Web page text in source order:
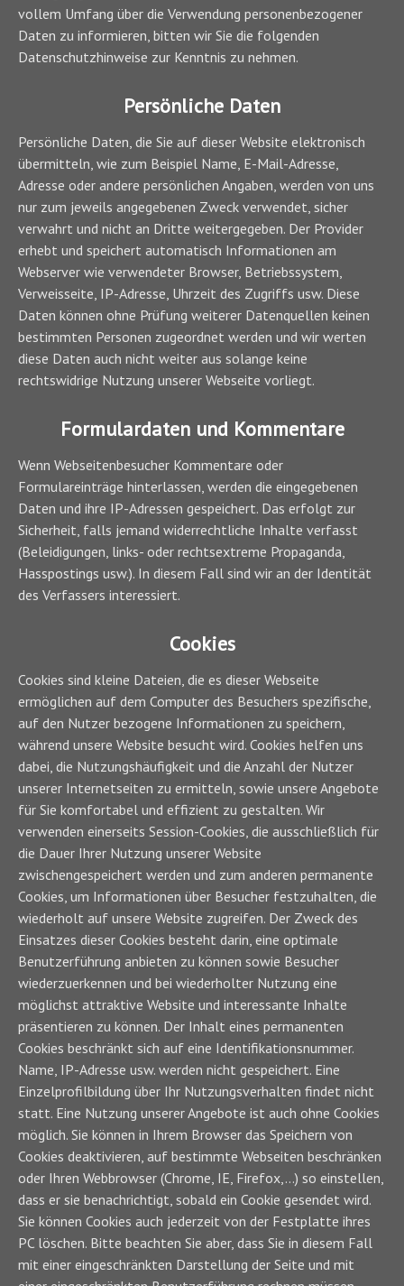
vollem Umfang über die Verwendung personenbezogener
Daten zu informieren, bitten wir Sie die folgenden
Datenschutzhinweise zur Kenntnis zu nehmen.
Persönliche Daten
Persönliche Daten, die Sie auf dieser Website elektronisch
übermitteln, wie zum Beispiel Name, E-Mail-Adresse,
Adresse oder andere persönlichen Angaben, werden von uns
nur zum jeweils angegebenen Zweck verwendet, sicher
verwahrt und nicht an Dritte weitergegeben. Der Provider
erhebt und speichert automatisch Informationen am
Webserver wie verwendeter Browser, Betriebssystem,
Verweisseite, IP-Adresse, Uhrzeit des Zugriffs usw. Diese
Daten können ohne Prüfung weiterer Datenquellen keinen
bestimmten Personen zugeordnet werden und wir werten
diese Daten auch nicht weiter aus solange keine
rechtswidrige Nutzung unserer Webseite vorliegt.
Formulardaten und Kommentare
Wenn Webseitenbesucher Kommentare oder
Formulareinträge hinterlassen, werden die eingegebenen
Daten und ihre IP-Adressen gespeichert. Das erfolgt zur
Sicherheit, falls jemand widerrechtliche Inhalte verfasst
(Beleidigungen, links- oder rechtsextreme Propaganda,
Hasspostings usw.). In diesem Fall sind wir an der Identität
des Verfassers interessiert.
Cookies
Cookies sind kleine Dateien, die es dieser Webseite
ermöglichen auf dem Computer des Besuchers spezifische,
auf den Nutzer bezogene Informationen zu speichern,
während unsere Website besucht wird. Cookies helfen uns
dabei, die Nutzungshäufigkeit und die Anzahl der Nutzer
unserer Internetseiten zu ermitteln, sowie unsere Angebote
für Sie komfortabel und effizient zu gestalten. Wir
verwenden einerseits Session-Cookies, die ausschließlich für
die Dauer Ihrer Nutzung unserer Website
zwischengespeichert werden und zum anderen permanente
Cookies, um Informationen über Besucher festzuhalten, die
wiederholt auf unsere Website zugreifen. Der Zweck des
Einsatzes dieser Cookies besteht darin, eine optimale
Benutzerführung anbieten zu können sowie Besucher
wiederzuerkennen und bei wiederholter Nutzung eine
möglichst attraktive Website und interessante Inhalte
präsentieren zu können. Der Inhalt eines permanenten
Cookies beschränkt sich auf eine Identifikationsnummer.
Name, IP-Adresse usw. werden nicht gespeichert. Eine
Einzelprofilbildung über Ihr Nutzungsverhalten findet nicht
statt. Eine Nutzung unserer Angebote ist auch ohne Cookies
möglich. Sie können in Ihrem Browser das Speichern von
Cookies deaktivieren, auf bestimmte Webseiten beschränken
oder Ihren Webbrowser (Chrome, IE, Firefox,…) so einstellen,
dass er sie benachrichtigt, sobald ein Cookie gesendet wird.
Sie können Cookies auch jederzeit von der Festplatte ihres
PC löschen. Bitte beachten Sie aber, dass Sie in diesem Fall
mit einer eingeschränkten Darstellung der Seite und mit